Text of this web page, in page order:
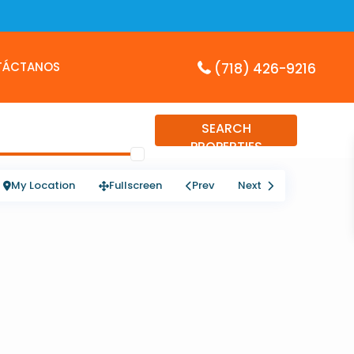
(718) 426-9216
SEARCH
PROPERTIES
My Location Fullscreen Prev Next